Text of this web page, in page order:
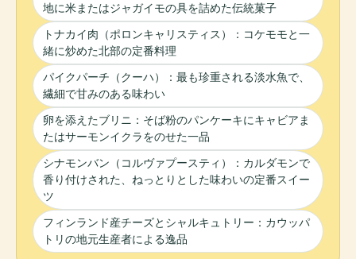
地に米またはジャガイモの具を詰めた伝統菓子
トナカイ肉（ポロンキャリスティス）：コケモモと一
緒に炒めた北部の定番料理
パイクパーチ（クーハ）：最も珍重される淡水魚で、
繊細で甘みのある味わい
卵を添えたブリニ：そば粉のパンケーキにキャビアま
たはサーモンイクラをのせた一品
シナモンバン（コルヴァプースティ）：カルダモンで
香り付けされた、ねっとりとした味わいの定番スイー
ツ
フィンランド産チーズとシャルキュトリー：カウッパ
トリの地元生産者による逸品